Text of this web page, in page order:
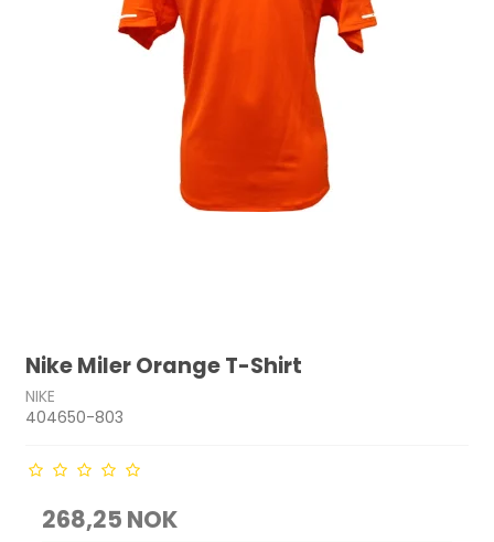
Nike Miler Orange T-Shirt
NIKE
404650-803
268,25 NOK